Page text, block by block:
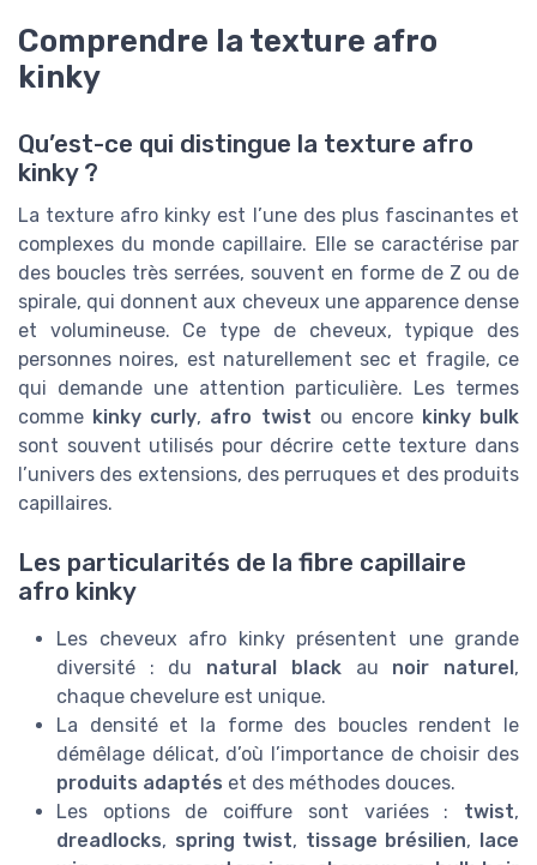
Comprendre la texture afro
kinky
Qu’est-ce qui distingue la texture afro
kinky ?
La texture afro kinky est l’une des plus fascinantes et
complexes du monde capillaire. Elle se caractérise par
des boucles très serrées, souvent en forme de Z ou de
spirale, qui donnent aux cheveux une apparence dense
et volumineuse. Ce type de cheveux, typique des
personnes noires, est naturellement sec et fragile, ce
qui demande une attention particulière. Les termes
comme kinky curly, afro twist ou encore kinky bulk
sont souvent utilisés pour décrire cette texture dans
l’univers des extensions, des perruques et des produits
capillaires.
Les particularités de la fibre capillaire
afro kinky
Les cheveux afro kinky présentent une grande
diversité : du natural blackau noir naturel,
chaque chevelure est unique.
La densité et la forme des boucles rendent le
démêlage délicat, d’où l’importance de choisir des
produits adaptés et des méthodes douces.
Les options de coiffure sont variées : twist,
dreadlocks, spring twist, tissage brésilien, lace